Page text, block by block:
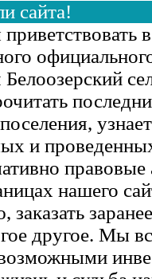
сайта!
поселения,
и
правовые
нашего
заказать
другое. Мы